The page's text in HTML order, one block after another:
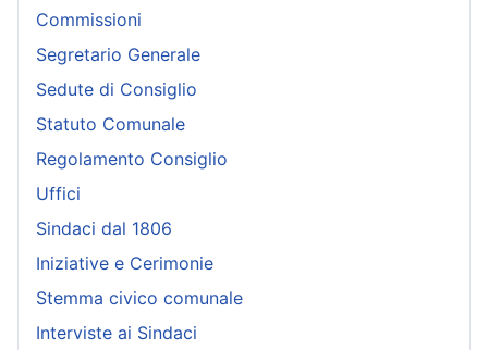
Commissioni
Segretario Generale
Sedute di Consiglio
Statuto Comunale
Regolamento Consiglio
Uffici
Sindaci dal 1806
Iniziative e Cerimonie
Stemma civico comunale
Interviste ai Sindaci